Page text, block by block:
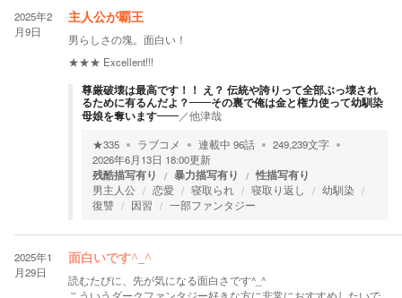
2025年2
月9日
主人公が覇王
男らしさの塊。面白い！
★★★ Excellent!!!
尊厳破壊は最高です！！ え？ 伝統や誇りって全部ぶっ壊され
るために有るんだよ？――その裏で俺は金と権力使って幼馴染
母娘を奪います――／他津哉
★335 ラブコメ 連載中 96話 249,239文字
2026年6月13日 18:00更新
残酷描写有り 暴力描写有り 性描写有り
男主人公 恋愛 寝取られ 寝取り返し
幼馴染
復讐
因習 一部ファンタジー
2025年1
月29日
面白いです^_^
読むたびに、先が気になる面白さです^_^